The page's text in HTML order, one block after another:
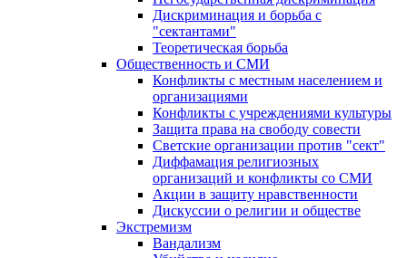
Дискриминация и борьба с
"сектантами"
Теоретическая борьба
Общественность и СМИ
Конфликты с местным населением и
организациями
Конфликты с учреждениями культуры
Защита права на свободу совести
Светские организации против "сект"
Диффамация религиозных
организаций и конфликты со СМИ
Акции в защиту нравственности
Дискуссии о религии и обществе
Экстремизм
Вандализм